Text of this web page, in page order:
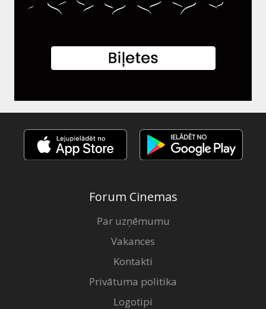
Forum Cinemas
Par uzņēmumu
Vakances
Kontakti
Privātuma politika
Logotipi